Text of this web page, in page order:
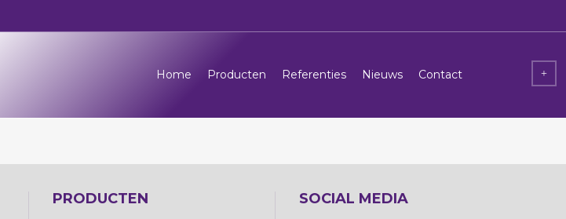
Home Producten Referenties Nieuws Contact
PRODUCTEN SOCIAL MEDIA